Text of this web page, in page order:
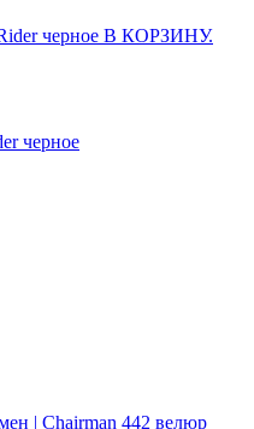
черное